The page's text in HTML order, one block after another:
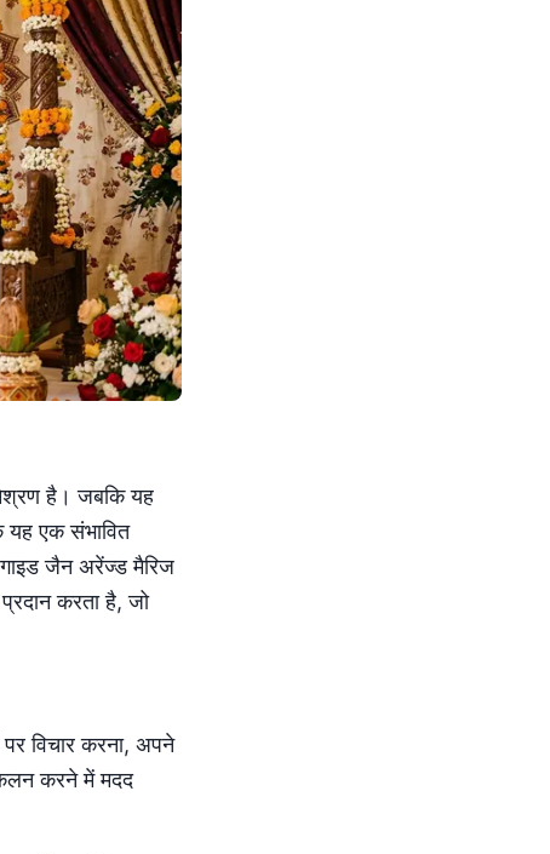
है। जबकि यह
एक संभावित
जैन अरेंज्ड मैरिज
करता है, जो
विचार करना, अपने
करने में मदद